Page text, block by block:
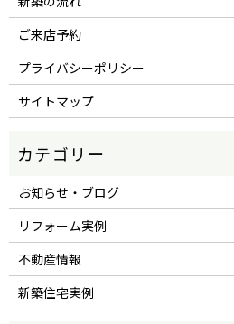
ご来店予約
プライバシーポリシー
サイトマップ
お知らせ・ブログ
リフォーム実例
不動産情報
新築住宅実例